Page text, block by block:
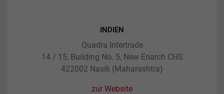
INDIEN
Quadra Intertrade
14 / 15, Building No. 5, New Enarch CHS
422002 Nasik (Maharashtra)
zur Website